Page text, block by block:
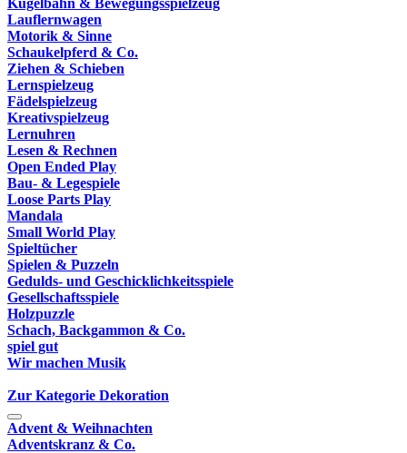
Kugelbahn & Bewegungsspielzeug
Lauflernwagen
Motorik & Sinne
Schaukelpferd & Co.
Ziehen & Schieben
Lernspielzeug
Fädelspielzeug
Kreativspielzeug
Lernuhren
Lesen & Rechnen
Open Ended Play
Bau- & Legespiele
Loose Parts Play
Mandala
Small World Play
Spieltücher
Spielen & Puzzeln
Gedulds- und Geschicklichkeitsspiele
Gesellschaftsspiele
Holzpuzzle
Schach, Backgammon & Co.
spiel gut
Wir machen Musik
Zur Kategorie Dekoration
Advent & Weihnachten
Adventskranz & Co.